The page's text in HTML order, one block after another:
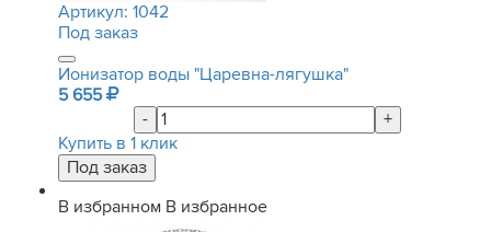
Артикул: 1042
Под заказ
Ионизатор воды "Царевна-лягушка"
5 655
-
+
Купить в 1 клик
В избранном В избранное